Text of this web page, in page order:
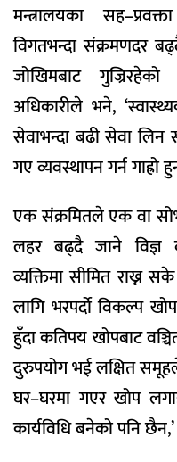
मन्त्रालयका
विगतभन्दा संक्रमणदर
जोखिमबाट
अधिकारीले भने,
सेवाभन्दा बढी सेवा
गए व्यवस्थापन गर्न गाह्रो
एक संक्रमितले एक वा
लहर बढ्दै जाने विज्ञ
व्यक्तिमा सीमित राख्न
लागि भरपर्दो विकल्प
हुँदा कतिपय खोपबाट
दुरुपयोग भई लक्षित
घर–घरमा गएर खोप
कार्यविधि बनेको पनि